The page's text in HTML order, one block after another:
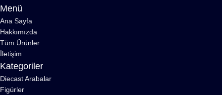
Menü
Ana Sayfa
Hakkımızda
Tüm Ürünler
İletişim
Kategoriler
Diecast Arabalar
Figürler